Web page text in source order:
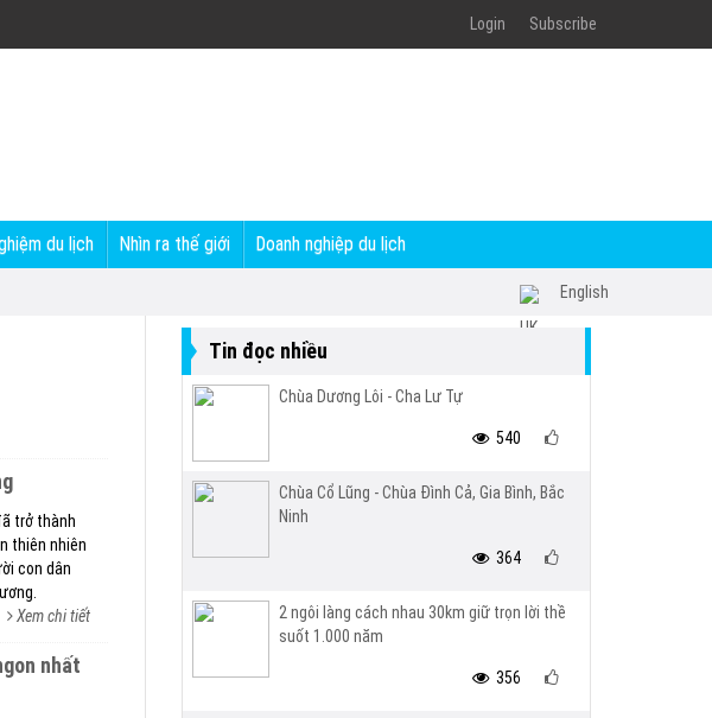
Login Subscribe
du lịch Nhìn ra thế giới Doanh nghiệp du lịch
English
trở thành
thiên nhiên
con dân
Xem chi tiết
Tin đọc nhiều
Chùa Dương Lôi - Cha Lư Tự
540
Chùa Cổ Lũng - Chùa Đình Cả, Gia Bình, Bắc
Ninh
364
2 ngôi làng cách nhau 30km giữ trọn lời thề
suốt 1.000 năm
356